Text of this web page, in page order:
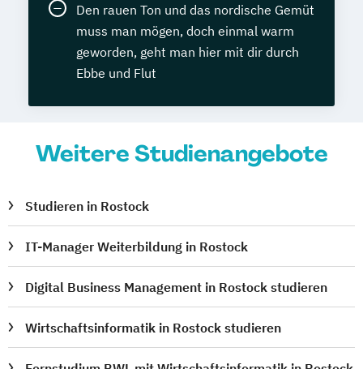
Den rauen Ton und das nordische Gemüt
muss man mögen, doch einmal warm
geworden, geht man hier mit dir durch
Ebbe und Flut
Weitere Studienangebote
Studieren in Rostock
IT-Manager Weiterbildung in Rostock
Digital Business Management in Rostock studieren
Wirtschaftsinformatik in Rostock studieren